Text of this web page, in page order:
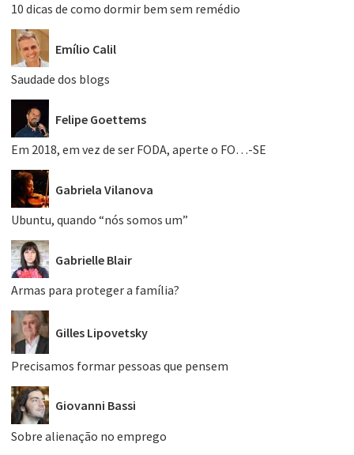
10 dicas de como dormir bem sem remédio
Emílio Calil
Saudade dos blogs
Felipe Goettems
Em 2018, em vez de ser FODA, aperte o FO…-SE
Gabriela Vilanova
Ubuntu, quando “nós somos um”
Gabrielle Blair
Armas para proteger a família?
Gilles Lipovetsky
Precisamos formar pessoas que pensem
Giovanni Bassi
Sobre alienação no emprego